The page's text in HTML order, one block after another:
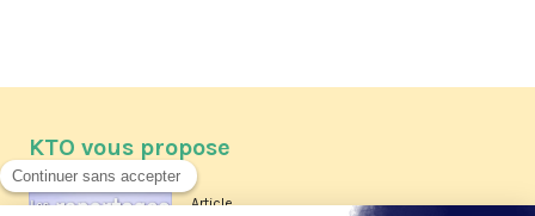
KTO vous propose
Article